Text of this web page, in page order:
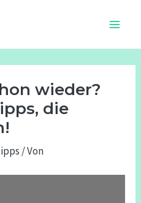
wieder?
die
/ Von